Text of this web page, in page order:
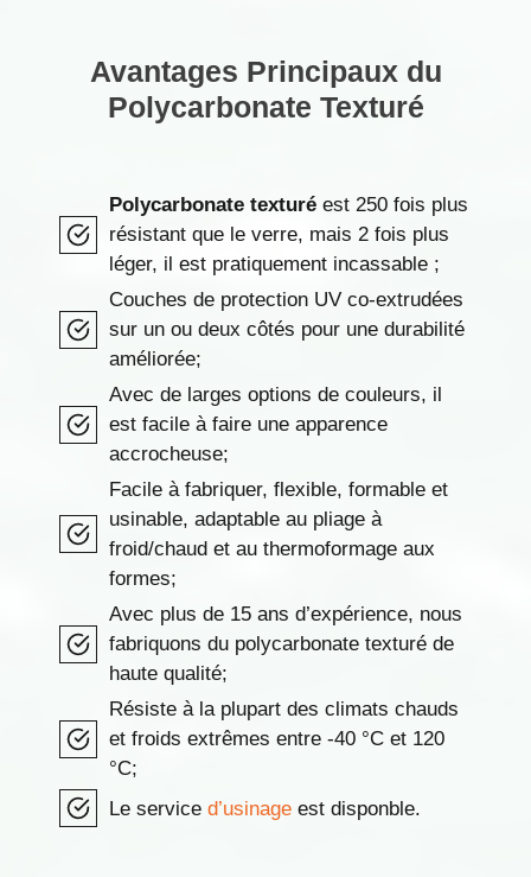
Avantages Principaux du
Polycarbonate Texturé
Polycarbonate texturé est 250 fois plus
résistant que le verre, mais 2 fois plus
léger, il est pratiquement incassable ;
Couches de protection UV co-extrudées
sur un ou deux côtés pour une durabilité
améliorée;
Avec de larges options de couleurs, il
est facile à faire une apparence
accrocheuse;
Facile à fabriquer, flexible, formable et
usinable, adaptable au pliage à
froid/chaud et au thermoformage aux
formes;
Avec plus de 15 ans d’expérience, nous
fabriquons du polycarbonate texturé de
haute qualité;
Résiste à la plupart des climats chauds
et froids extrêmes entre -40 °C et 120
°C;
Le service d’usinage est disponble.